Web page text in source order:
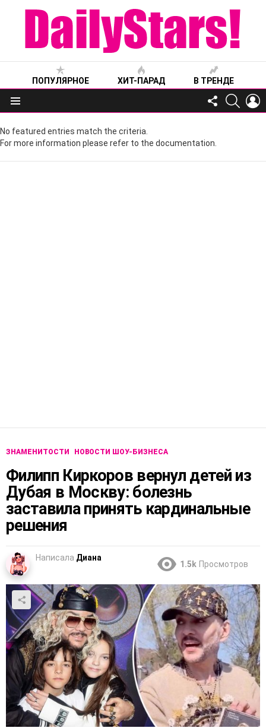
ПОПУЛЯРНОЕ ХИТ-ПАРАД В ТРЕНДЕ
Меню
FOLLOW
US
No featured entries match the criteria.
For more information please refer to the documentation.
ЗНАМЕНИТОСТИ НОВОСТИ ШОУ-БИЗНЕСА
Филипп Киркоров вернул детей из
Дубая в Москву: болезнь
заставила принять кардинальные
решения
Написала Диана
1.5k Просмотров